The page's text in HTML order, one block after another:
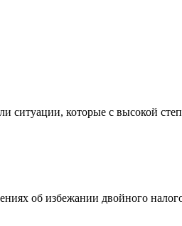
которые с высокой
об избежании двойного